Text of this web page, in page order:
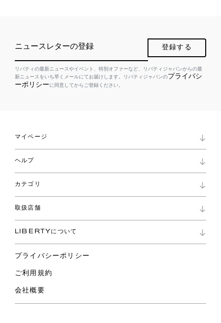
ニュースレターの登録 登録する
リバティの最新ニュースやイベント、特別オファーなど、リバティジャパンからの最
新ニュースをいち早くメールにてお届けします。リバティジャパンのプライバシ
ーポリシーに同意してからご登録ください。
マイページ
ロイヤリティプログラム
パスワード再設定
ショッピングバッグ
ヘルプ
お問い合わせ
よくあるご質問
ご利用ガイド
カテゴリ
コレクション
ファブリックス
バッグ
スカーフ
ウェア
ライフスタイル
スペシャル
取扱店舗
リバティ・ファブリックス
LIBERTYについて
プライバシーポリシー
ご利用規約
会社概要